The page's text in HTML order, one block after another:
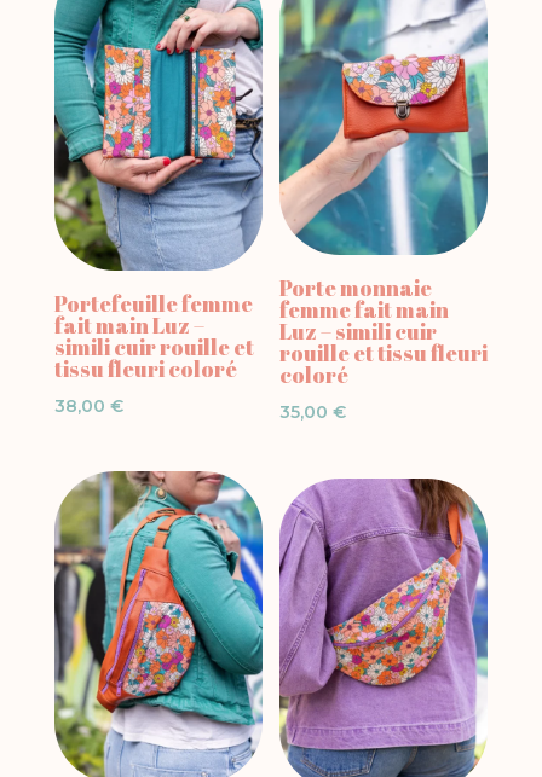
Portefeuille femme
fait main Luz –
simili cuir rouille et
tissu fleuri coloré
38,00 €
Porte monnaie
femme fait main
Luz – simili cuir
rouille et tissu fleuri
coloré
35,00€